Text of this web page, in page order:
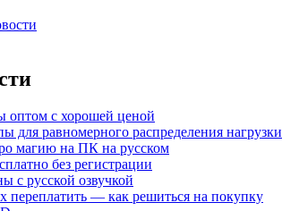
оптом с хорошей ценой
для равномерного распределения нагрузки
магию на ПК на русском
без регистрации
с русской озвучкой
переплатить — как решиться на покупку